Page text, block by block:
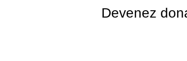
Devenez